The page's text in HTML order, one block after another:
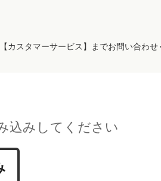
スタマーサービス】までお問い合わ
込みしてください